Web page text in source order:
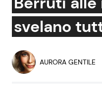
Attualità Italiana
Economia
svelano
AURORA GENTILE